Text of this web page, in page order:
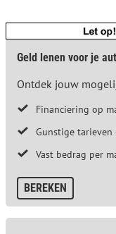
Geld lenen voor je
Ontdek jouw
Financiering op
Gunstige
Vast bedrag per
BEREKEN